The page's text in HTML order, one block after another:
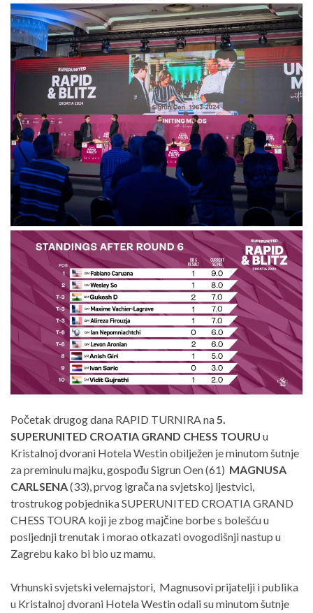
Početak drugog dana RAPID TURNIRA na5.
SUPERUNITED CROATIA GRAND CHESS TOURU u
Kristalnoj dvorani Hotela Westin obilježen je minutom šutnje
za preminulu majku, gospođu Sigrun Oen (61) MAGNUSA
CARLSENA(33), prvog igrača na svjetskoj ljestvici,
trostrukog pobjednika SUPERUNITED CROATIA GRAND
CHESS TOURA koji je zbog majčine borbe s bolešću u
posljednji trenutak i morao otkazati ovogodišnji nastup u
Zagrebu kako bi bio uz mamu.
Vrhunski svjetski velemajstori, Magnusovi prijatelji i publika
u Kristalnoj dvorani Hotela Westin odali su minutom šutnje